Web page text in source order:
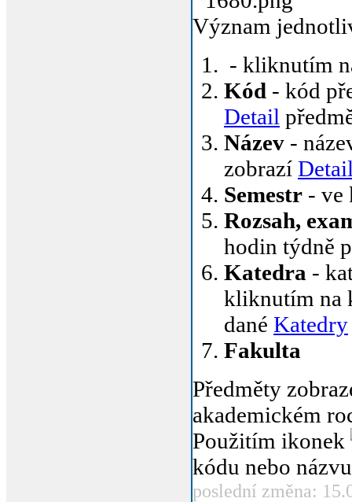
Význam
- kliknutím
Kód - kód
Detail
Název -
zobrazí
Semestr - ve
Rozsah,
hodin týdně
Katedra -
kliknutím na
dané Katedry
Fakulta
Předměty
akademickém
Použitím ikonek
kódu nebo
poslední změna: